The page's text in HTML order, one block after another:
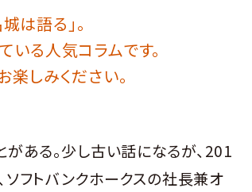
は語る」。
る人気コラムです。
しみください。
ある。少し古い話になるが、201
ソフトバンクホークスの社長兼オ